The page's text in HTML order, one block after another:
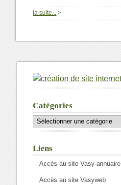
la suite... >
Catégories
Catégories
Liens
Accès au site Vasy-annuaire
Accès au site Vasyweb